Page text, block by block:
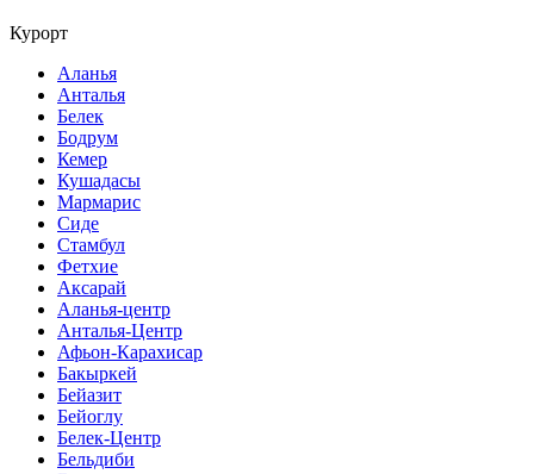
Курорт
Аланья
Анталья
Белек
Бодрум
Кемер
Кушадасы
Мармарис
Сиде
Стамбул
Фетхие
Аксарай
Аланья-центр
Анталья-Центр
Афьон-Карахисар
Бакыркей
Бейазит
Бейоглу
Белек-Центр
Бельдиби